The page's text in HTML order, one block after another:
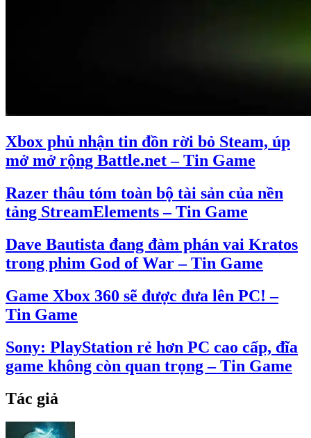
Xbox phủ nhận tin đồn rời bỏ Steam, úp
mở mở rộng Battle.net – Tin Game
Razer thâu tóm toàn bộ tài sản của nền
tảng StreamElements – Tin Game
Dave Bautista đang đàm phán vai Kratos
trong phim God of War – Tin Game
Game Xbox 360 sẽ được đưa lên PC! –
Tin Game
Sony: PlayStation rẻ hơn PC cao cấp, đĩa
game không còn quan trọng – Tin Game
Tác giả